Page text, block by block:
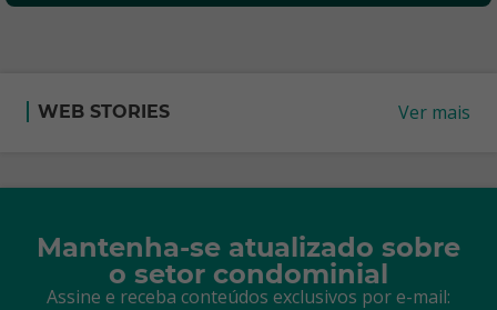
WEB STORIES Ver mais
Mantenha-se atualizado sobre
o setor condominial
Assine e receba conteúdos exclusivos por e-mail: